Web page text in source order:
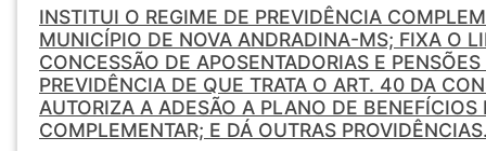
INSTITUI O REGIME DE PREVIDÊNCIA
MUNICÍPIO DE NOVA ANDRADINA-MS; FIXA O
CONCESSÃO DE APOSENTADORIAS E
PREVIDÊNCIA DE QUE TRATA O ART. 40 DA
AUTORIZA A ADESÃO A PLANO DE BENEFÍCIOS
COMPLEMENTAR; E DÁ OUTRAS